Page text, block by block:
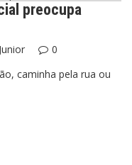
preocupa
0
caminha pela rua ou